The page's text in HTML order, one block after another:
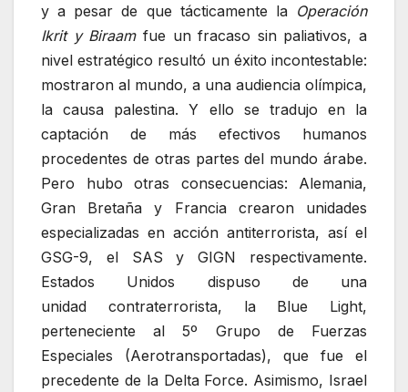
y a pesar de que tácticamente la Operación
Ikrit y Biraamfue un fracaso sin paliativos, a
nivel estratégico resultó un éxito incontestable:
mostraron al mundo, a una audiencia olímpica,
la causa palestina. Y ello se tradujo en la
captación de más efectivos humanos
procedentes de otras partes del mundo árabe.
Pero hubo otras consecuencias: Alemania,
Gran Bretaña y Francia crearon unidades
especializadas en acción antiterrorista, así el
GSG-9, el SAS y GIGN respectivamente.
Estados Unidos dispuso de una
unidad contraterrorista, la Blue Light,
perteneciente al 5º Grupo de Fuerzas
Especiales (Aerotransportadas), que fue el
precedente de la Delta Force. Asimismo, Israel